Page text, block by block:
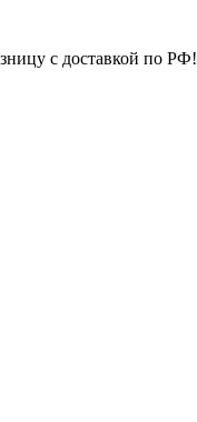
с доставкой по РФ!